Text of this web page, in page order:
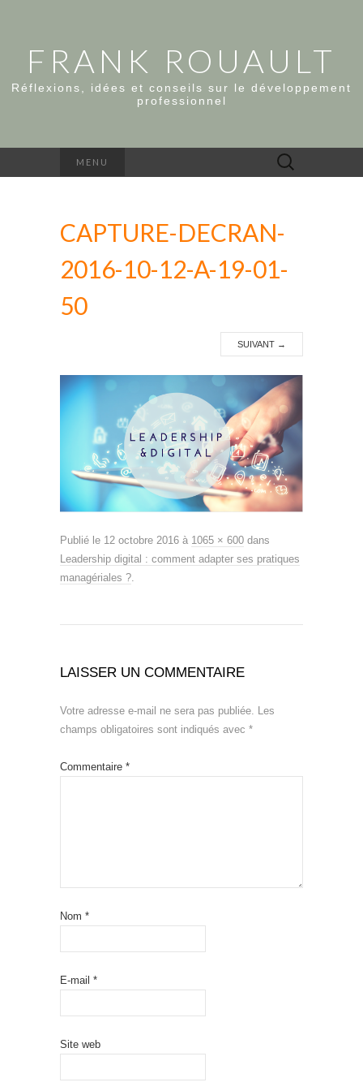
FRANK ROUAULT
Réflexions, idées et conseils sur le développement
professionnel
MENU Rechercher :
CAPTURE-DECRAN-
2016-10-12-A-19-01-
50
SUIVANT →
Publié le 12 octobre 2016 à 1065 × 600 dans
Leadership digital : comment adapter ses pratiques
managériales ?.
LAISSER UN COMMENTAIRE
Votre adresse e-mail ne sera pas publiée. Les
champs obligatoires sont indiqués avec *
Commentaire *
Nom *
E-mail *
Site web